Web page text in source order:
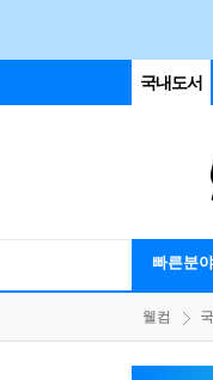
국내도서
빠른분
웰컴